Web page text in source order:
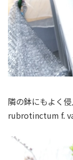
隣の鉢にもよく
rubrotinctum f.